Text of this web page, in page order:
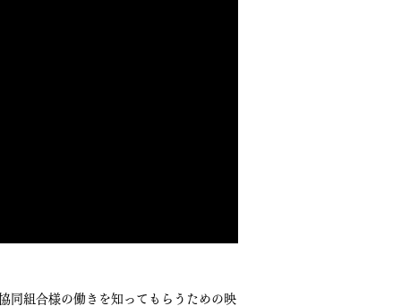
同組合様の働きを知ってもらうための映